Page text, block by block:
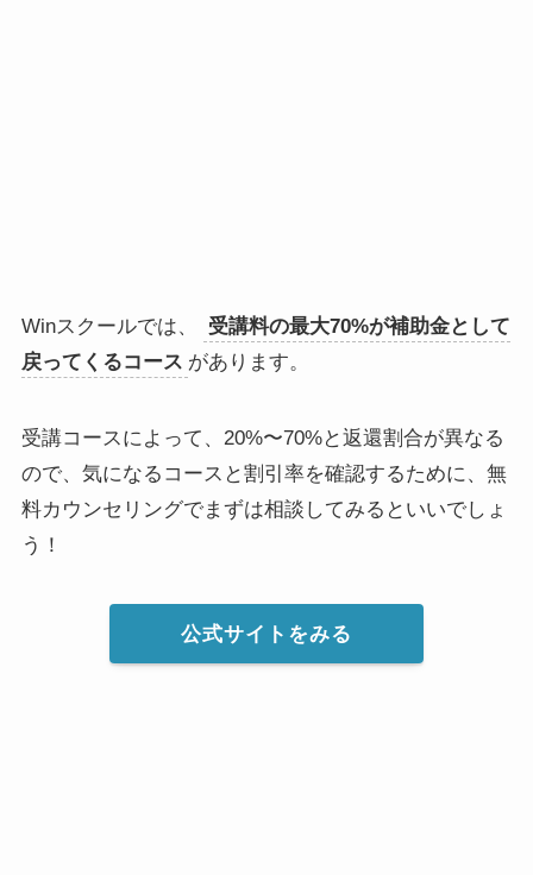
Winスクールでは、
受講料の最大70%が補助金として
戻ってくるコース があります。
受講コースによって、20%〜70%と返還割合が異なる
ので、気になるコースと割引率を確認するために、無
料カウンセリングでまずは相談してみるといいでしょ
う！
公式サイトをみる